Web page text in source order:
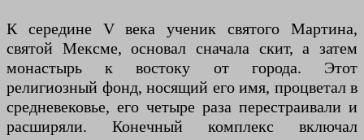
К середине V века ученик святого Мартина,
святой Мексме, основал сначала скит, а затем
монастырь к востоку от города. Этот
религиозный фонд, носящий его имя, процветал в
средневековье, его четыре раза перестраивали и
расширяли. Конечный комплекс включал